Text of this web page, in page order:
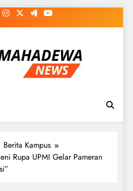
NEWS
Berita Kampus
Rupa UPMI Gelar Pameran